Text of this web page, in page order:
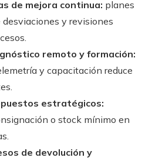
de mejora continua: planes
y revisiones
remoto y formación:
y capacitación reduce
estratégicos:
o stock mínimo en
de devolución y